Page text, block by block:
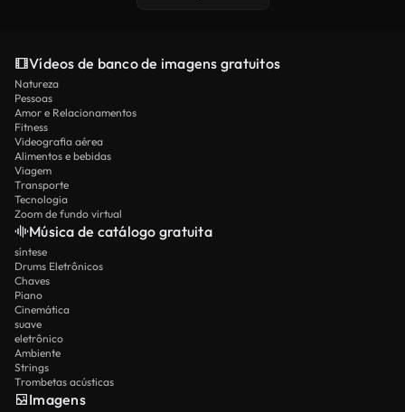
Vídeos de banco de imagens gratuitos
Natureza
Pessoas
Amor e Relacionamentos
Fitness
Videografia aérea
Alimentos e bebidas
Viagem
Transporte
Tecnologia
Zoom de fundo virtual
Música de catálogo gratuita
síntese
Drums Eletrônicos
Chaves
Piano
Cinemática
suave
eletrônico
Ambiente
Strings
Trombetas acústicas
Imagens